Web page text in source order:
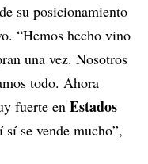
su posicionamiento
“Hemos hecho vino
una vez. Nosotros
todo. Ahora
fuerte en Estados
sí se vende mucho”,